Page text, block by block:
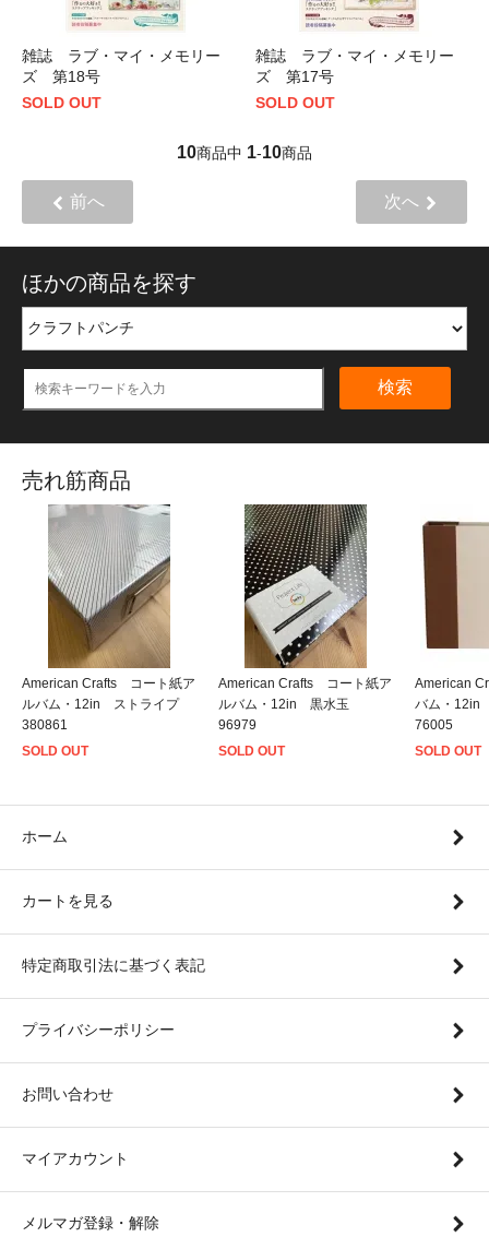
雑誌 ラブ・マイ・メモリー
ズ 第18号
SOLD OUT
雑誌 ラブ・マイ・メモリー
ズ 第17号
SOLD OUT
10商品中 1-10商品
前へ 次へ
ほかの商品を探す
検索
売れ筋商品
American Crafts コート紙ア
ルバム・12in ストライプ
380861
SOLD OUT
American Crafts コート紙ア
ルバム・12in 黒水玉
96979
SOLD OUT
American
バム・
76005
SOLD OUT
ホーム
カートを見る
特定商取引法に基づく表記
プライバシーポリシー
お問い合わせ
マイアカウント
メルマガ登録・解除